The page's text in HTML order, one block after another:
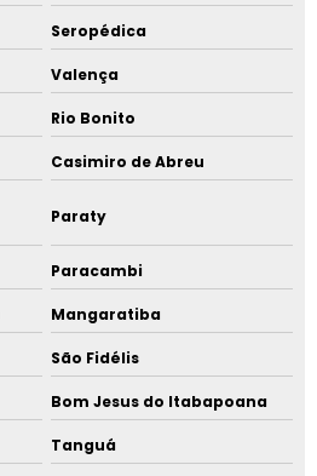
Seropédica
Valença
Rio Bonito
Casimiro de Abreu
Paraty
Paracambi
Mangaratiba
São Fidélis
Bom Jesus do Itabapoana
Tanguá